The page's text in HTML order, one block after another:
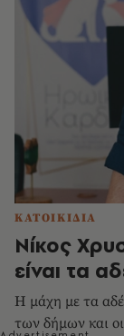
ΚΑΤΟΙΚΙΔΙΑ
Νίκος
είναι τα
Η μάχη με τα
των δήμων και